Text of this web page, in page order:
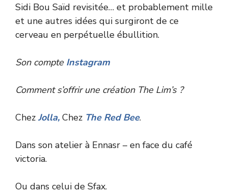
Sidi Bou Saïd revisitée… et probablement mille
et une autres idées qui surgiront de ce
cerveau en perpétuelle ébullition.
Son compte Instagram
Comment s’offrir une création The Lim’s ?
Chez Jolla, Chez The Red Bee.
Dans son atelier à Ennasr – en face du café
victoria.
Ou dans celui de Sfax.